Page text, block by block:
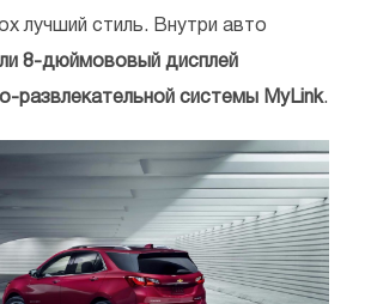
лучший стиль. Внутри авто
8-дюймововый дисплей
развлекательной системы MyLink.